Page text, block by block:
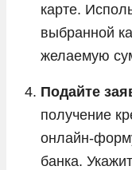
карте.
выбранной
желаемую
Подайте
получение
онлайн-
банка.